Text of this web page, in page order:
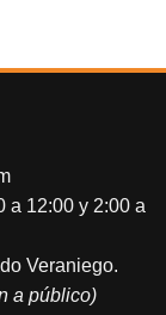
a 12:00 y 2:00 a
Veraniego.
a público)